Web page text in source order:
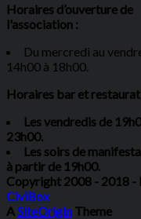
Horaires d’ouverture de
l'association :
Du mercredi au
14h00 à 18h00.
Horaires bar et
Les vendredis de
23h00.
Les soirs de
à partir de 19h00.
Copyright 2008 - 2018 -
CiviBox
ASiteOrigin Theme